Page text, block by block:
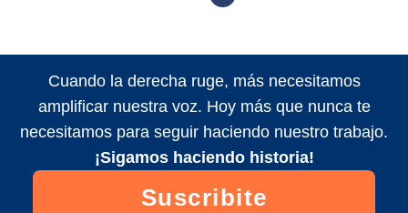
Cuando la derecha ruge, más necesitamos
amplificar nuestra voz. Hoy más que nunca te
necesitamos para seguir haciendo nuestro trabajo.
¡Sigamos haciendo historia!
Suscribite